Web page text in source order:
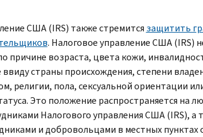
США (IRS) также стремится защитить
. Налоговое управление США (IRS)
причине возраста, цвета кожи,
ввиду страны происхождения, степени
религии, пола, сексуальной ориентации
Это положение распространяется на
Налогового управления США (IRS), а
и добровольцами в местных пунктах